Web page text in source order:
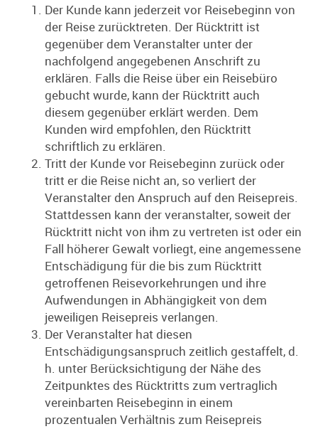
Der Kunde kann jederzeit vor Reisebeginn von
der Reise zurücktreten. Der Rücktritt ist
gegenüber dem Veranstalter unter der
nachfolgend angegebenen Anschrift zu
erklären. Falls die Reise über ein Reisebüro
gebucht wurde, kann der Rücktritt auch
diesem gegenüber erklärt werden. Dem
Kunden wird empfohlen, den Rücktritt
schriftlich zu erklären.
Tritt der Kunde vor Reisebeginn zurück oder
tritt er die Reise nicht an, so verliert der
Veranstalter den Anspruch auf den Reisepreis.
Stattdessen kann der veranstalter, soweit der
Rücktritt nicht von ihm zu vertreten ist oder ein
Fall höherer Gewalt vorliegt, eine angemessene
Entschädigung für die bis zum Rücktritt
getroffenen Reisevorkehrungen und ihre
Aufwendungen in Abhängigkeit von dem
jeweiligen Reisepreis verlangen.
Der Veranstalter hat diesen
Entschädigungsanspruch zeitlich gestaffelt, d.
h. unter Berücksichtigung der Nähe des
Zeitpunktes des Rücktritts zum vertraglich
vereinbarten Reisebeginn in einem
prozentualen Verhältnis zum Reisepreis